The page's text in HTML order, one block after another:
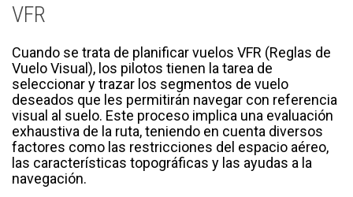
VFR
Cuando se trata de planificar vuelos VFR (Reglas de
Vuelo Visual), los pilotos tienen la tarea de
seleccionar y trazar los segmentos de vuelo
deseados que les permitirán navegar con referencia
visual al suelo. Este proceso implica una evaluación
exhaustiva de la ruta, teniendo en cuenta diversos
factores como las restricciones del espacio aéreo,
las características topográficas y las ayudas a la
navegación.